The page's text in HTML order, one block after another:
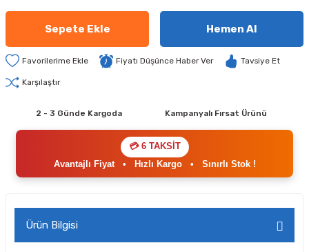
Sepete Ekle Hemen Al
Fiyatı Düşünce Haber Ver Tavsiye Et
Karşılaştır
2 - 3 Günde Kargoda Kampanyalı Fırsat Ürünü
💳 6 TAKSİT
Avantajlı Fiyat• Hızlı Kargo• Sınırlı Stok !
Ürün Bilgisi